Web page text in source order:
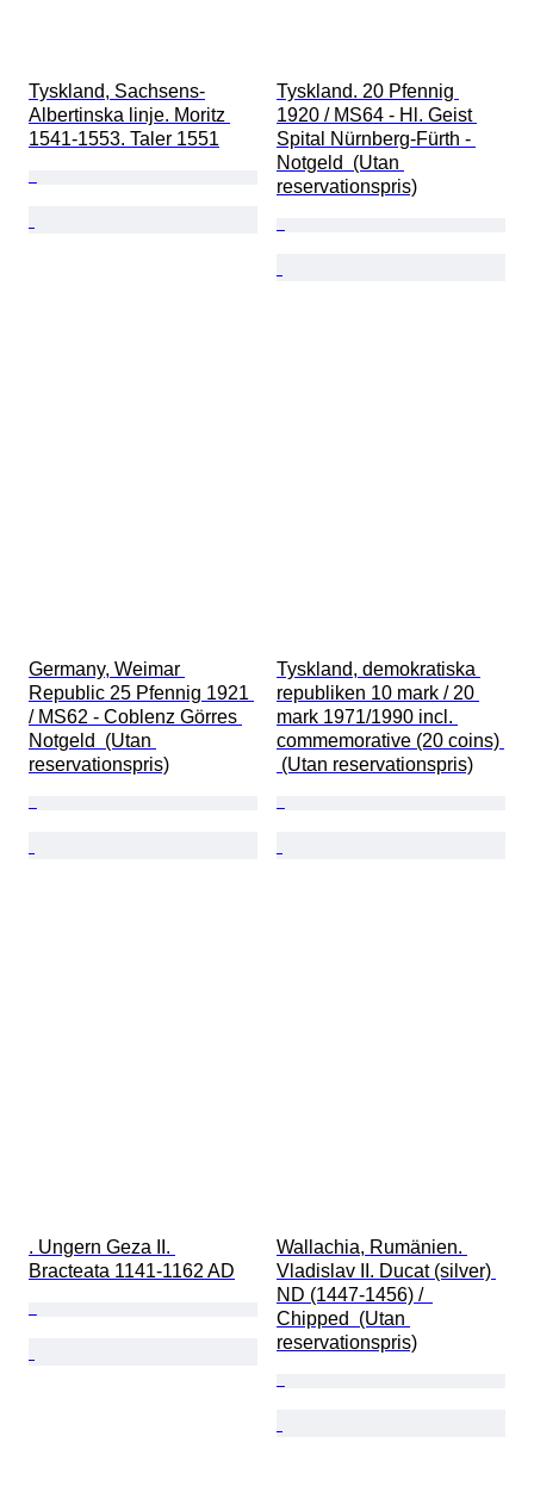
Tyskland, Sachsens-
Albertinska linje. Moritz
1541-1553. Taler 1551
Tyskland. 20 Pfennig
1920 / MS64 - Hl. Geist
Spital Nürnberg-Fürth -
Notgeld  (Utan
reservationspris)
Germany, Weimar
Republic 25 Pfennig 1921
/ MS62 - Coblenz Görres
Notgeld  (Utan
reservationspris)
Tyskland, demokratiska
republiken 10 mark / 20
mark 1971/1990 incl.
commemorative (20 coins)
(Utan reservationspris)
. Ungern Geza II.
Bracteata 1141-1162 AD
Wallachia, Rumänien.
Vladislav II. Ducat (silver)
ND (1447-1456) /
Chipped  (Utan
reservationspris)